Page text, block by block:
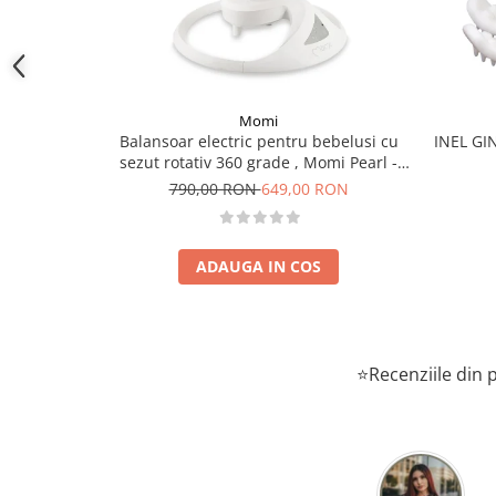
culori vesele, vii, atragatoare.
Dimensiuni produs: latime 10 cm, inaltime 10 cm,
Sigur și ușor de mestecat chiar și după răcire.
Atentionari : A se folosi numai sub supravegherea unui
introduceti imediat in congelator!
Momi
Balansoar electric pentru bebelusi cu
sezut rotativ 360 grade , Momi Pearl -
Beige
790,00 RON649,00 RON
ADAUGA IN COS
INEL
⭐Recenziile